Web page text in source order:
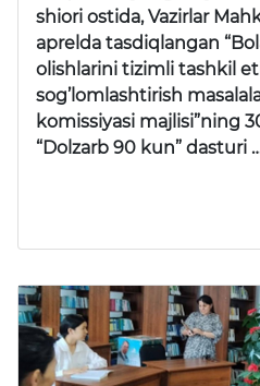
shiori ostida, Vazirlar
aprelda tasdiqlangan
olishlarini tizimli tashkil
sog’lomlashtirish
komissiyasi majlisi”ning
“Dolzarb 90 kun” dasturi